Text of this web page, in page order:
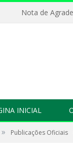
Nota de
INICIAL
» Publicações Oficiais